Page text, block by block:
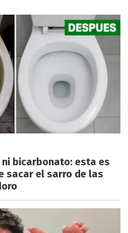
ni bicarbonato: esta es
sacar el sarro de las